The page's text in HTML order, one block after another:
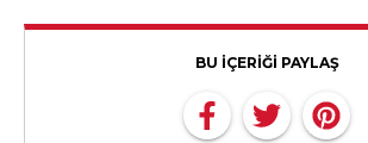
BU İÇERİĞİ PAYLAŞ